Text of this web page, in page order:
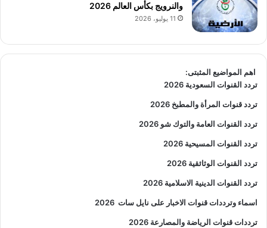
والنرويج بكأس العالم 2026
11 يوليو، 2026
اهم المواضيع المثبتى:
تردد القنوات السعودية 2026
تردد قنوات المرأة والمطبخ 2026
تردد القنوات العامة والتوك شو 2026
تردد القنوات المسيحية 2026
تردد القنوات الوثائقية 2026
تردد القنوات الدينية الاسلامية 2026
اسماء وترددات قنوات الاخبار على نايل سات 2026
ترددات قنوات الرياضة والمصارعة 2026